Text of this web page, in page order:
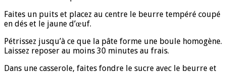
Faites un puits et placez au centre le beurre tempéré coupé
en dés et le jaune d’œuf.
Pétrissez jusqu’à ce que la pâte forme une boule homogène.
Laissez reposer au moins 30 minutes au frais.
Dans une casserole, faites fondre le sucre avec le beurre et